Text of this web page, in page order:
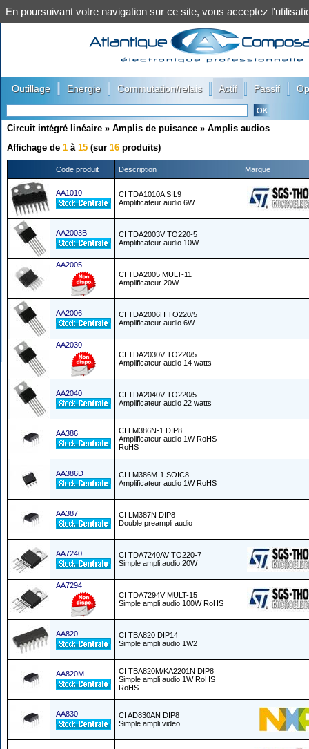
Outillage Energie Commutation/relais Actif Passif
Circuit intégré linéaire » Amplis de puisance » Amplis audios
Affichage de 1 à 15 (sur 16 produits)
Code produit Description Marque
AA1010
CI TDA1010A SIL9
Amplificateur audio 6W
AA2003B
CI TDA2003V TO220-5
Amplificateur audio 10W
AA2005
CI TDA2005 MULT-11
Amplificateur 20W
AA2006
CI TDA2006H TO220/5
Amplificateur audio 6W
AA2030
CI TDA2030V TO220/5
Amplificateur audio 14 watts
AA2040
CI TDA2040V TO220/5
Amplificateur audio 22 watts
AA386
CI LM386N-1 DIP8
Amplificateur audio 1W RoHS
RoHS
AA386D
CI LM386M-1 SOIC8
Amplificateur audio 1W RoHS
AA387
CI LM387N DIP8
Double preampli audio
AA7240
CI TDA7240AV TO220-7
Simple ampli.audio 20W
AA7294
CI TDA7294V MULT-15
Simple ampli.audio 100W RoHS
AA820
CI TBA820 DIP14
Simple ampli audio 1W2
AA820M
CI TBA820M/KA2201N DIP8
Simple ampli audio 1W RoHS
RoHS
AA830
CI AD830AN DIP8
Simple ampli.video
En poursuivant votre navigation sur ce site, vous acceptez